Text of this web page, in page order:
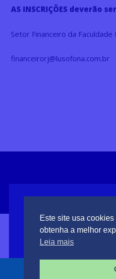
AS INSCRIÇÕES deverão
Setor Financeiro da Faculdade
financeirorj@lusofona.com.br
Copyright © 2021 Ensino
Este site usa
obtenha a melhor
Leia mais